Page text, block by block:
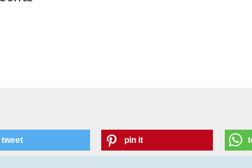
tweet pin it